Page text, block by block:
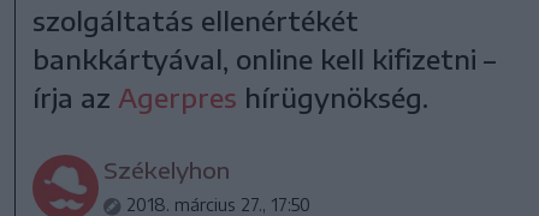
szolgáltatás ellenértékét
bankkártyával, online kell kifizetni –
írja az Agerpres hírügynökség.
Székelyhon
2018. március 27., 17:50